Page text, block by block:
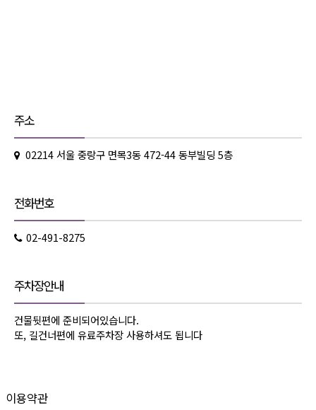
주소
02214 서울 중랑구 면목3동 472-44 동부빌딩 5층
전화번호
02-491-8275
주차장안내
건물뒷편에 준비되어있습니다.
또, 길건너편에 유료주차장 사용하셔도 됩니다
이용약관